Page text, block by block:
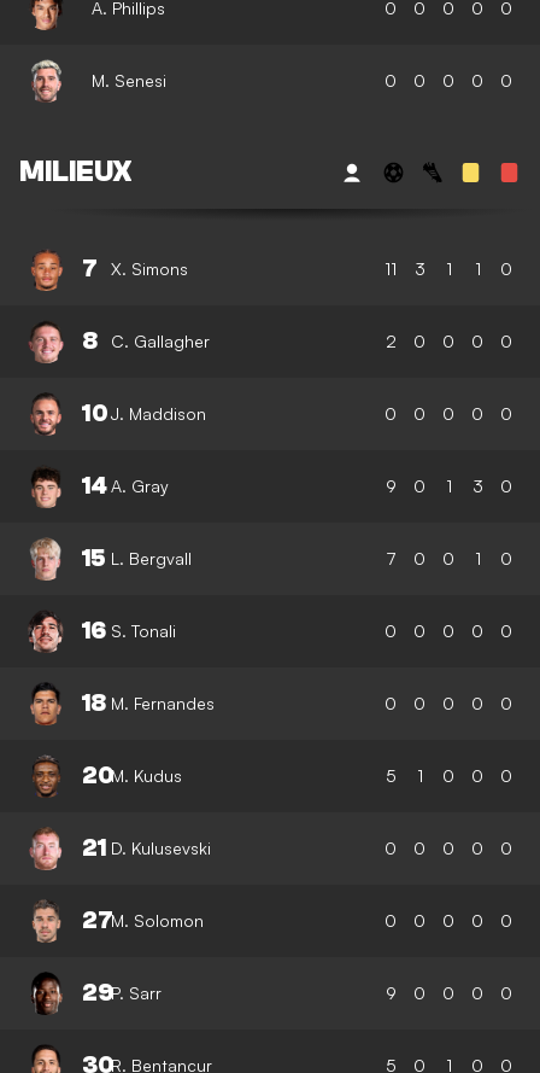
A. Phillips 0 0 0 0 0
M. Senesi 0 0 0 0 0
MILIEUX
7 X. Simons 11 3 1 1 0
8 C. Gallagher 2 0 0 0 0
10J. Maddison 0 0 0 0 0
14A. Gray 9 0 1 3 0
15 L. Bergvall 7 0 0 1 0
16 S. Tonali 0 0 0 0 0
18 M. Fernandes 0 0 0 0 0
20M. Kudus 5 1 0 0 0
21 D. Kulusevski 0 0 0 0 0
27M. Solomon 0 0 0 0 0
29P. Sarr 9 0 0 0 0
30R. Bentancur 5 0 1 0 0